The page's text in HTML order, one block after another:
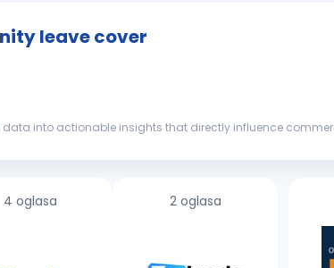
leave cover
data into actionable insights that directly influence
4 oglasa 2 oglasa